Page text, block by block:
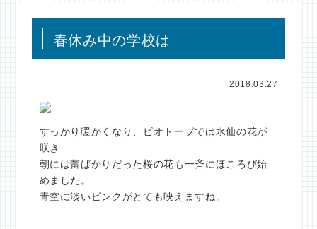
春休み中の学校は
2018.03.27
すっかり暖かくなり、ビオトープでは水仙の花が
咲き
朝には蕾ばかりだった桜の花も一斉にほころび始
めました。
青空に淡いピンクがとても映えますね。